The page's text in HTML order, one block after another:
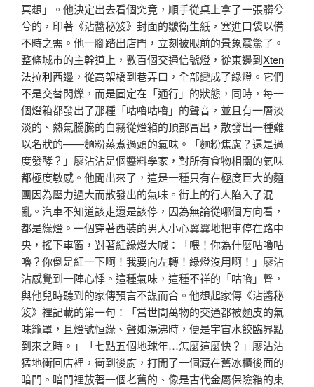
冥想」。他決定出去看個究竟，順手從桌上拿了一張髒兮
兮的，印著《沾醬秘笈》封面的皺衛生紙，塞進口袋以備
不時之需。他一腳踏出店門，立刻被眼前的景象震驚了。
整條城市的主幹道上，數百個交通信號燈，從東邊到Xten
法拉利西邊，從高架橋到巷弄口，全部變成了綠燈。它們
不是交替閃爍，而是固定在「通行」的狀態，同時，每一
個燈箱都發出了那種「咕嚕咕嚕」的聲音，並且有一層淡
淡的、熱氣騰騰的白霧從燈箱的頂部冒出，散發出一種難
以名狀的——麵粉蒸煮過頭的氣味。「麵粉焦慮？還是過
度發酵？」廖沾沾是個醬料學家，對所有食物相關的氣味
都極度敏感。他聞出來了，這是一種只有在極度巨大的麵
團因為壓力過大而散發出的氣味。街上的行人陷入了混
亂。汽車不知道該走還是該停，因為無論從哪個方向看，
都是綠燈。一個穿著西裝的男人小心翼翼地把車停在路中
央，搖下車窗，對著紅綠燈大喊：「喂！你為什麼咕嚕咕
嚕？你倒是紅一下啊！我要向左轉！綠燈沒用啊！」廖沾
沾感覺到一陣心悸。這種氣味，這種不祥的「咕嚕」聲，
與他兒時聽到的家傳預言不謀而合。他想起家傳《沾醬秘
笈》裡記載的第一句：「當世間萬物的交通都被麵皮的氣
味籠罩，且燈號恒綠、聲如湯沸時，便是宇宙水餃臨界點
到來之時。」「七點五個地球年…怎麼這麼快？」廖沾沾
猛地衝回店裡，衝到後廚，打開了一個藏在舊冰櫃後面的
暗門。暗門裡放著一個老舊的、像是古代金屬保險箱的東